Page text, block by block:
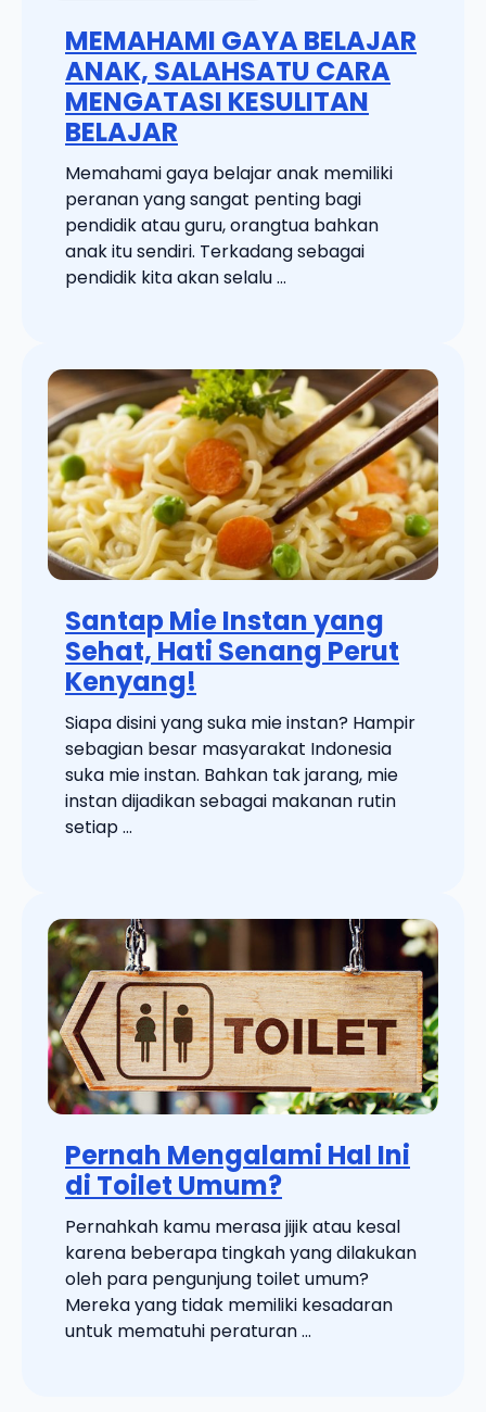
MEMAHAMI GAYA BELAJAR
ANAK, SALAHSATU CARA
MENGATASI KESULITAN
BELAJAR
Memahami gaya belajar anak memiliki
peranan yang sangat penting bagi
pendidik atau guru, orangtua bahkan
anak itu sendiri. Terkadang sebagai
pendidik kita akan selalu ...
Santap Mie Instan yang
Sehat, Hati Senang Perut
Kenyang!
Siapa disini yang suka mie instan? Hampir
sebagian besar masyarakat Indonesia
suka mie instan. Bahkan tak jarang, mie
instan dijadikan sebagai makanan rutin
setiap ...
Pernah Mengalami Hal Ini
di Toilet Umum?
Pernahkah kamu merasa jijik atau kesal
karena beberapa tingkah yang dilakukan
oleh para pengunjung toilet umum?
Mereka yang tidak memiliki kesadaran
untuk mematuhi peraturan ...